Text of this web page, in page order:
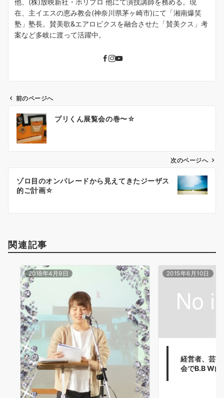
他、(株)放映新社・ホリプロ 他にて演技講師を務める。現
在、主イエスの恵み教会(神奈川県茅ヶ崎市)にて「湘南爆笑
塾」塾長。賛美歌&エアロビクスを融合させた「賛美クス」考
案など多岐に渡って活躍中。
ビ
ン
前のページへ
プリくん展覧会の巻〜☆
次のページへ
ゾロ目のオンパレードから見えてきたジーザス
的ご計画☆
関連記事
2018年4月9日 2015年6月10日
経営者、芸
会でB.B W白